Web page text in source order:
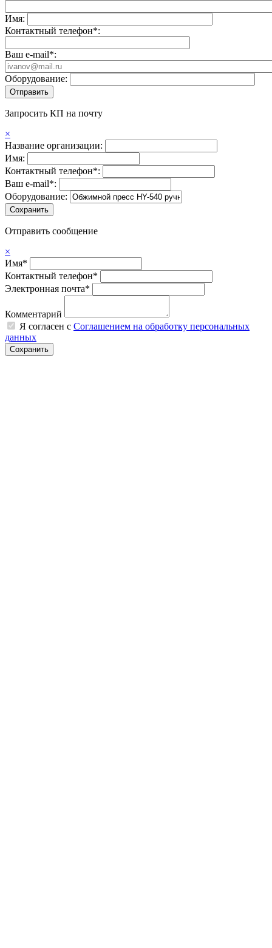
Имя:
Контактный телефон*:
Ваш e-mail*:
Оборудование:
Запросить КП на почту
×
Название организации:
Имя:
Контактный телефон*:
Ваш e-mail*:
Оборудование:
Отправить сообщение
×
Имя*
Контактный телефон*
Электронная почта*
Комментарий
Я согласен с Соглашением на обработку персональных
данных